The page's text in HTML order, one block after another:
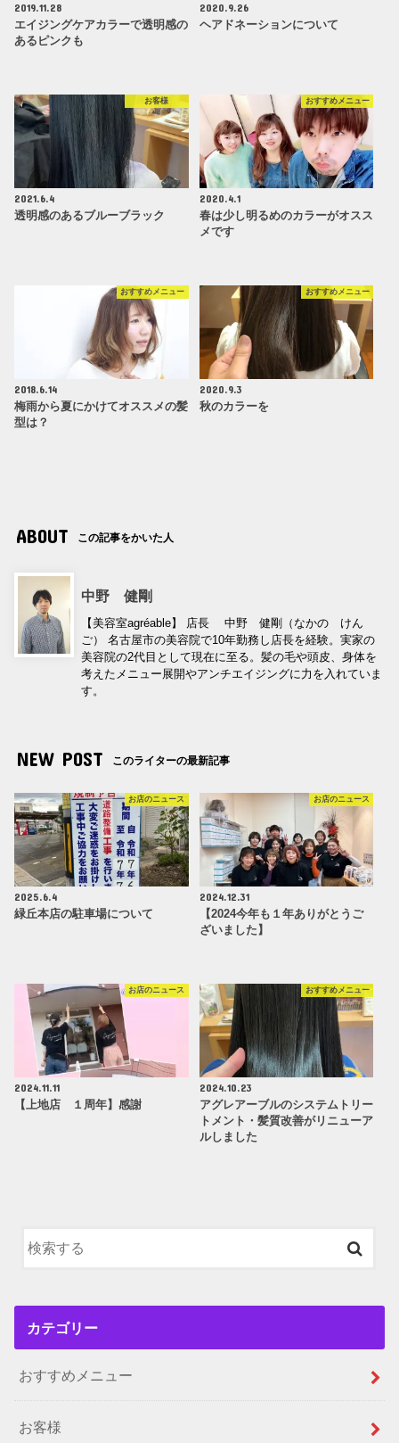
2019.11.28
エイジングケアカラーで透明感の
あるピンクも
2020.9.26
ヘアドネーションについて
お客様
2021.6.4
透明感のあるブルーブラック
おすすめメニュー
2020.4.1
春は少し明るめのカラーがオスス
メです
おすすめメニュー
2018.6.14
梅雨から夏にかけてオススメの髪
型は？
おすすめメニュー
2020.9.3
秋のカラーを
ABOUT この記事をかいた人
中野 健剛
【美容室agréable】 店長 中野 健剛（なかの けん
ご） 名古屋市の美容院で10年勤務し店長を経験。実家の
美容院の2代目として現在に至る。髪の毛や頭皮、身体を
考えたメニュー展開やアンチエイジングに力を入れていま
す。
NEW POST このライターの最新記事
お店のニュース
2025.6.4
緑丘本店の駐車場について
お店のニュース
2024.12.31
【2024今年も１年ありがとうご
ざいました】
お店のニュース
2024.11.11
【上地店 １周年】感謝
おすすめメニュー
2024.10.23
アグレアーブルのシステムトリー
トメント・髪質改善がリニューア
ルしました
カテゴリー
おすすめメニュー
お客様